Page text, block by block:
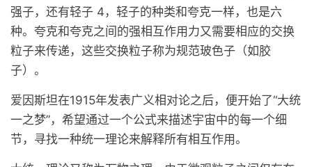
强子，还有轻子 4，轻子的种类和夸克一样，也是六
种。夸克和夸克之间的强相互作用力又需要相应的交换
粒子来传递，这些交换粒子称为规范玻色子（如胶
子）。
爱因斯坦在1915年发表广义相对论之后，便开始了“大统
一之梦”，希望通过一个公式来描述宇宙中的每一个细
节，寻找一种统一理论来解释所有相互作用。